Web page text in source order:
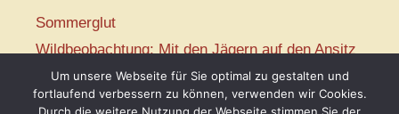
Sommerglut
Wildbeobachtung: Mit den Jägern auf den Ansitz
Mir ist so heiß
Mission: Rettungsschwimmer
Um unsere Webseite für Sie optimal zu gestalten und
fortlaufend verbessern zu können, verwenden wir Cookies.